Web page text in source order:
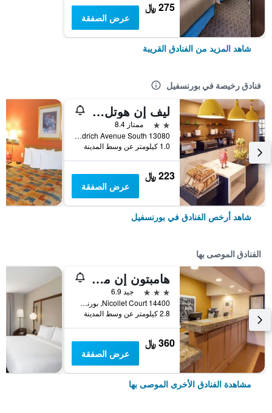
275 ﷼
عرض الصفقة
شاهد المزيد من الفنادق القريبة
فنادق رخيصة في بورنسفيل
ليف إن هوتل مينيابوليس ساوث/بورنسفيل
2 نجمتين
ممتاز 8.4
13080 Aldrich Avenue South, بورنسفيل, MN, الولايات المتحدة الأميريكية
1.0 كيلومتر عن وسط المدينة
223 ﷼
عرض الصفقة
شاهد أرخص الفنادق في بورنسفيل
الفنادق الموصى بها
هامبتون إن مينيابوليس/بورنسفيل
3 نجوم
جيد 6.9
14400 Nicollet Court, بورنسفيل, MN, الولايات المتحدة الأميريكية
2.8 كيلومتر عن وسط المدينة
360 ﷼
عرض الصفقة
مشاهدة الفنادق الأخرى الموصى بها